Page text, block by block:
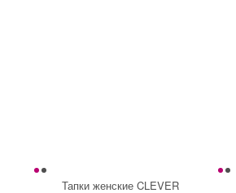
Тапки женские CLEVER